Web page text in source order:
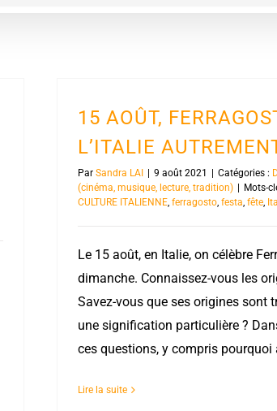
15 AOÛT,
L’ITALIE
Par Sandra LAI 9 août 2021 Catégories :
(cinéma, musique, lecture, tradition)
Mots-
CULTURE ITALIENNE, ferragosto, festa, fête,
Le 15 août, en Italie, on célèbre
dimanche. Connaissez-vous les
Savez-vous que ses origines sont
une signification particulière ?
ces questions, y compris pourquoi
Lire la suite